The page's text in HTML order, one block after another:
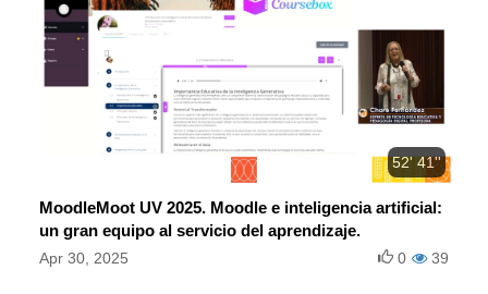
52' 41''
MoodleMoot UV 2025. Moodle e inteligencia artificial:
un gran equipo al servicio del aprendizaje.
Apr 30, 2025 39
0